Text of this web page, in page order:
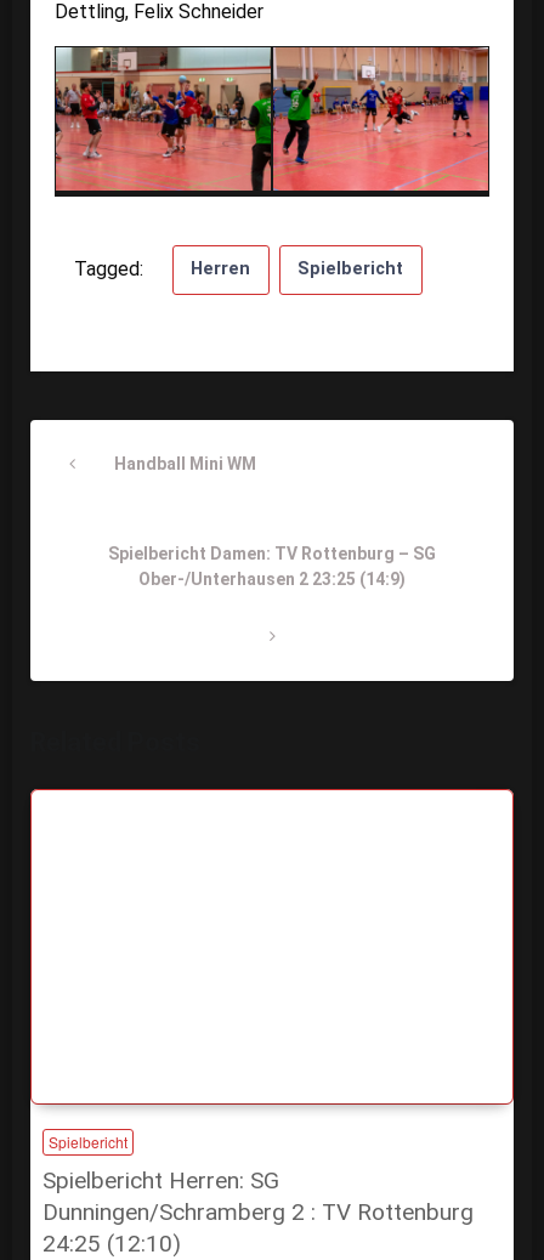
Dettling, Felix Schneider
Tagged: Herren Spielbericht
PreviousHandball Mini WM
Spielbericht Damen: TV Rottenburg – SG
Ober-/Unterhausen 2 23:25 (14:9)
Spielbericht
Spielbericht Herren: SG
Dunningen/Schramberg 2 : TV Rottenburg
24:25 (12:10)